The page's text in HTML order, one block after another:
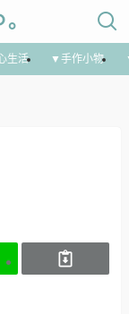
｡
生活 ▼手作小物